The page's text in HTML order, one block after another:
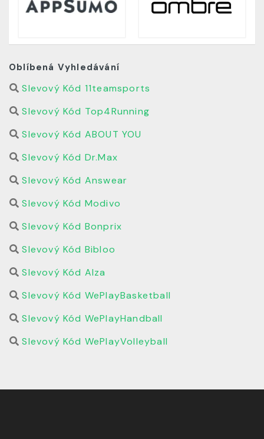
Oblíbená Vyhledávání
Slevový Kód 11teamsports
Slevový Kód Top4Running
Slevový Kód ABOUT YOU
Slevový Kód Dr.Max
Slevový Kód Answear
Slevový Kód Modivo
Slevový Kód Bonprix
Slevový Kód Bibloo
Slevový Kód Alza
Slevový Kód WePlayBasketball
Slevový Kód WePlayHandball
Slevový Kód WePlayVolleyball